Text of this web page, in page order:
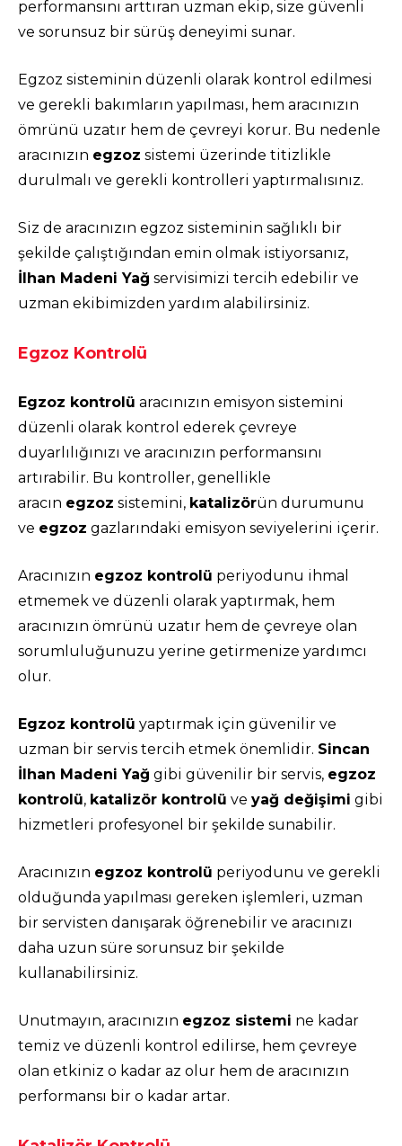
performansını arttıran uzman ekip, size güvenli
ve sorunsuz bir sürüş deneyimi sunar.
Egzoz sisteminin düzenli olarak kontrol edilmesi
ve gerekli bakımların yapılması, hem aracınızın
ömrünü uzatır hem de çevreyi korur. Bu nedenle
aracınızın egzoz sistemi üzerinde titizlikle
durulmalı ve gerekli kontrolleri yaptırmalısınız.
Siz de aracınızın egzoz sisteminin sağlıklı bir
şekilde çalıştığından emin olmak istiyorsanız,
İlhan Madeni Yağ servisimizi tercih edebilir ve
uzman ekibimizden yardım alabilirsiniz.
Egzoz Kontrolü
Egzoz kontrolü aracınızın emisyon sistemini
düzenli olarak kontrol ederek çevreye
duyarlılığınızı ve aracınızın performansını
artırabilir. Bu kontroller, genellikle
aracın egzoz sistemini, katalizörün durumunu
ve egzoz gazlarındaki emisyon seviyelerini içerir.
Aracınızın egzoz kontrolü periyodunu ihmal
etmemek ve düzenli olarak yaptırmak, hem
aracınızın ömrünü uzatır hem de çevreye olan
sorumluluğunuzu yerine getirmenize yardımcı
olur.
Egzoz kontrolü yaptırmak için güvenilir ve
uzman bir servis tercih etmek önemlidir. Sincan
İlhan Madeni Yağ gibi güvenilir bir servis, egzoz
kontrolü, katalizör kontrolü ve yağ değişimi gibi
hizmetleri profesyonel bir şekilde sunabilir.
Aracınızın egzoz kontrolü periyodunu ve gerekli
olduğunda yapılması gereken işlemleri, uzman
bir servisten danışarak öğrenebilir ve aracınızı
daha uzun süre sorunsuz bir şekilde
kullanabilirsiniz.
Unutmayın, aracınızın egzoz sistemi ne kadar
temiz ve düzenli kontrol edilirse, hem çevreye
olan etkiniz o kadar az olur hem de aracınızın
performansı bir o kadar artar.